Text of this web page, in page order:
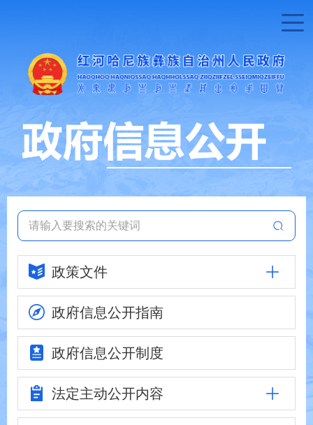
政策文件
政府信息公开指南
政府信息公开制度
法定主动公开内容